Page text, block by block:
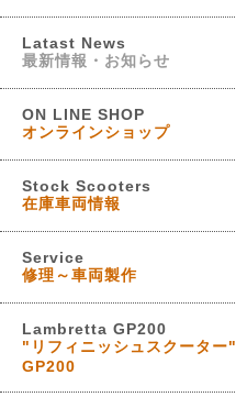
Latast News
最新情報・お知らせ
ON LINE SHOP
オンラインショップ
Stock Scooters
在庫車両情報
Service
修理～車両製作
Lambretta GP200
"リフィニッシュスクーター"
GP200